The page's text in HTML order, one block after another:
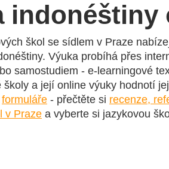
indonéštiny
škol se sídlem v Praze
Výuka probíhá přes
samostudiem - e-learningové
školy a její online výuky hodnotí
formuláře - přečtěte si recenze,
v Praze a vyberte si jazykovou